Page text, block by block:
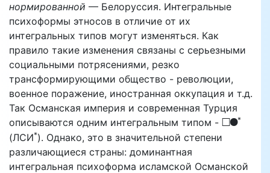
нормированной — Белоруссия. Интегральные
психоформы этносов в отличие от их
интегральных типов могут изменяться. Как
правило такие изменения связаны с серьезными
социальными потрясениями, резко
трансформирующими общество - революции,
военное поражение, иностранная оккупация и т.д.
Так Османская империя и современная Турция
описываются одним интегральным типом - LF*
(ЛСИ*). Однако, это в значительной степени
различающиеся страны: доминантная
интегральная психоформа исламской Османской